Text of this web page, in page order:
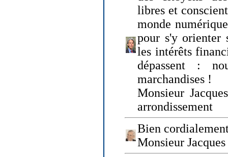
libres et
monde
pour s'y orienter
les intérêts
dépassent :
marchandises !
Monsieur
arrondissement
Bien
Monsieur